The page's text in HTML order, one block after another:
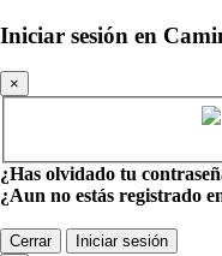
Iniciar sesión en
×
¿Has olvidado tu
¿Aun no estás registrado
Cerrar
Iniciar sesión